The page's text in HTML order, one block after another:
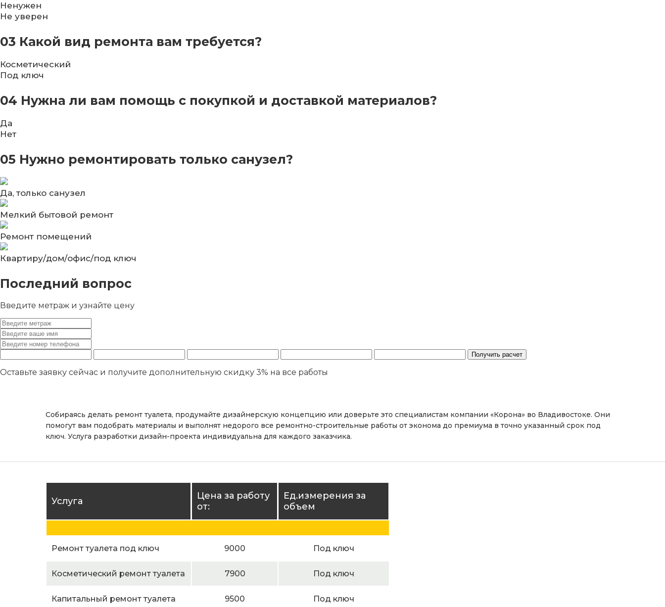
Ненужен
Не уверен
03 Какой вид ремонта вам требуется?
Косметический
Под ключ
04 Нужна ли вам помощь с покупкой и доставкой материалов?
Да
Нет
05 Нужно ремонтировать только санузел?
Да, только санузел
Мелкий бытовой ремонт
Ремонт помещений
Квартиру/дом/офис/под ключ
Последний вопрос
Введите метраж и узнайте цену
Оставьте заявку сейчас и получите дополнительную скидку 3% на все работы
Собираясь делать ремонт туалета, продумайте дизайнерскую концепцию или доверьте это специалистам компании «Корона» во Владивостоке. Они
помогут вам подобрать материалы и выполнят недорого все ремонтно-строительные работы от эконома до премиума в точно указанный срок под
ключ. Услуга разработки дизайн-проекта индивидуальна для каждого заказчика.
Услуга
Цена за работу
от:
Ед.измерения за
объем
Ремонт туалета под ключ 9000 Под ключ
Косметический ремонт туалета 7900 Под ключ
Капитальный ремонт туалета 9500 Под ключ